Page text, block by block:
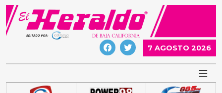
Skip
content
7 AGOSTO 2026